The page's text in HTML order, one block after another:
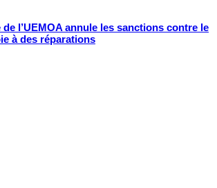
l’UEMOA annule les sanctions contre le
à des réparations